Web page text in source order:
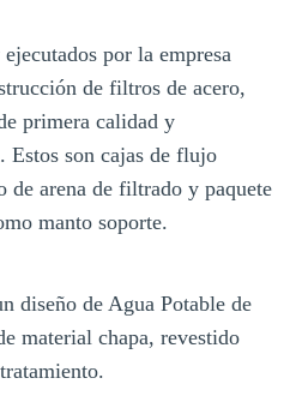
por la empresa
de filtros de acero,
primera calidad y
Estos son cajas de flujo
de arena de filtrado y paquete
manto soporte.
diseño de Agua Potable de
material chapa, revestido